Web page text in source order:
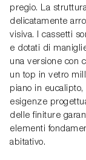
pregio. La
delicatamente
visiva. I cassetti
e dotati di
una versione con
un top in vetro
piano in
esigenze
delle finiture
elementi
abitativo.